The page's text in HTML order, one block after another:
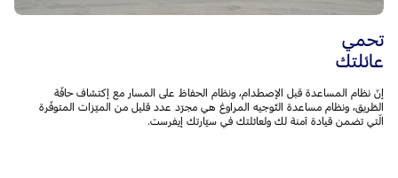
تحمي
عائلتك
إنّ نظام المساعدة قبل الإصطدام، ونظام الحفاظ على المسار مع إكتشاف حافّة
الطّريق، ونظام مساعدة التّوجيه المراوغ هي مجرّد عدد قليل من الميّزات المتوفّرة
الّتي تضمن قيادة آمنة لك ولعائلتك في سيّارتك إيفرست.